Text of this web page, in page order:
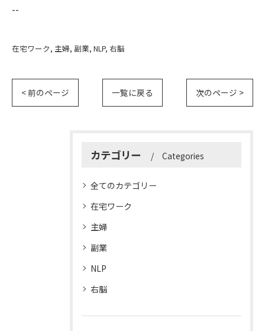
--
在宅ワーク 主婦 副業 NLP 右脳
< 前のページ 一覧に戻る 次のページ >
カテゴリー Categories
全てのカテゴリー
在宅ワーク
主婦
副業
NLP
右脳